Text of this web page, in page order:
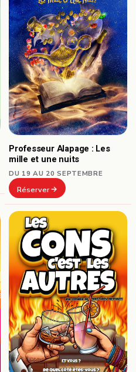
Professeur Alapage : Les
mille et une nuits
DU 19 AU 20 SEPTEMBRE
Réserver